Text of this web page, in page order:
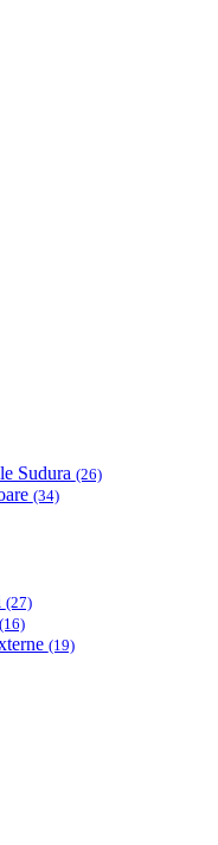
Sudura (26)
(34)
(27)
(16)
(19)